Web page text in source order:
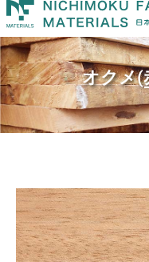
オクメ(